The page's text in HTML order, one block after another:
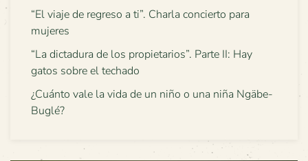
“El viaje de regreso a ti”. Charla concierto para
mujeres
“La dictadura de los propietarios”. Parte II: Hay
gatos sobre el techado
¿Cuánto vale la vida de un niño o una niña Ngäbe-
Buglé?